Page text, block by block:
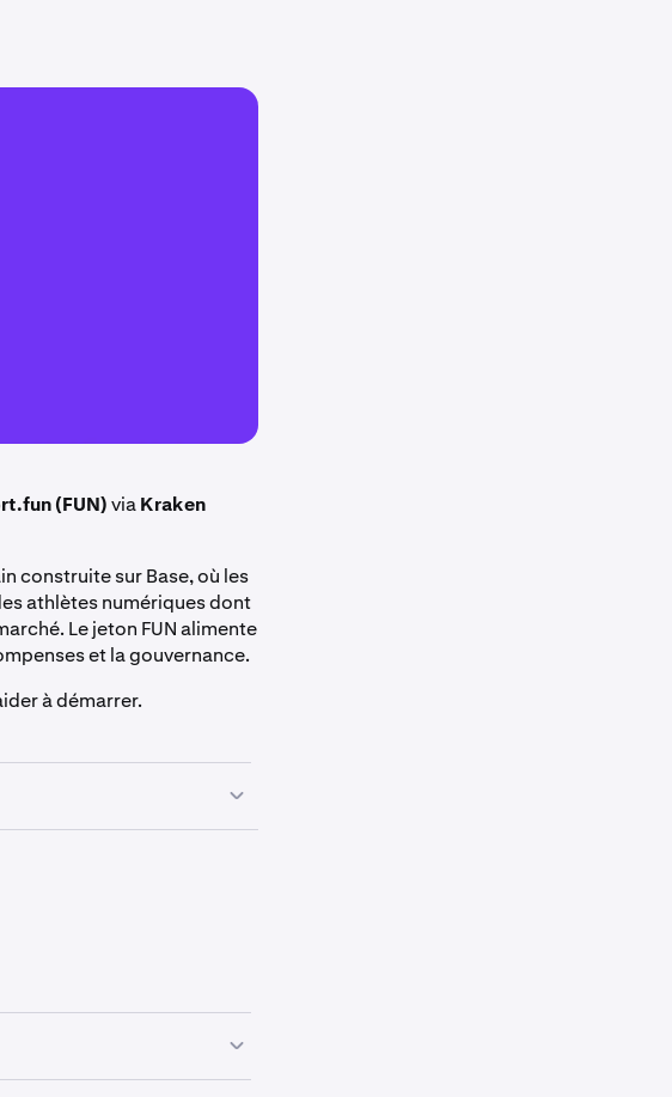
(FUN)viaKraken
construite sur Base, où les
athlètes numériques dont
Le jeton FUN alimente
et la gouvernance.
à démarrer.